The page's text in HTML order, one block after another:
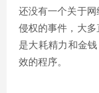
还没有一个关于
侵权的事件，大
是大耗精力和金
效的程序。